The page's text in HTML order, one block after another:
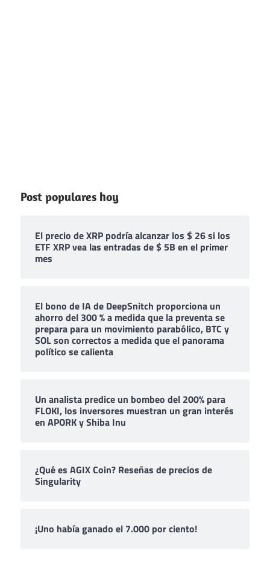
Post populares hoy
El precio de XRP podría alcanzar los $ 26 si los
ETF XRP vea las entradas de $ 5B en el primer
mes
El bono de IA de DeepSnitch proporciona un
ahorro del 300 % a medida que la preventa se
prepara para un movimiento parabólico, BTC y
SOL son correctos a medida que el panorama
político se calienta
Un analista predice un bombeo del 200% para
FLOKI, los inversores muestran un gran interés
en APORK y Shiba Inu
¿Qué es AGIX Coin? Reseñas de precios de
Singularity
¡Uno había ganado el 7.000 por ciento!